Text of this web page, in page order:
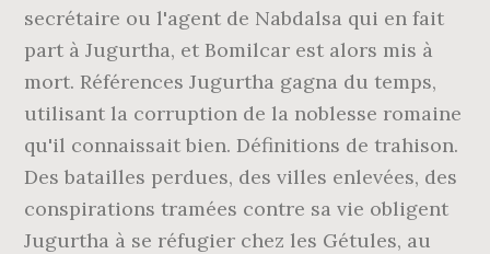
secrétaire ou l'agent de Nabdalsa qui en fait
part à Jugurtha, et Bomilcar est alors mis à
mort. Références Jugurtha gagna du temps,
utilisant la corruption de la noblesse romaine
qu'il connaissait bien. Définitions de trahison.
Des batailles perdues, des villes enlevées, des
conspirations tramées contre sa vie obligent
Jugurtha à se réfugier chez les Gétules, au